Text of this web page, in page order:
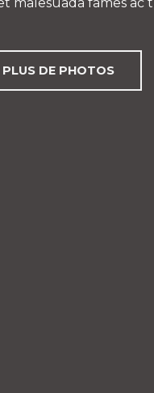
malesuada fames ac
PLUS DE PHOTOS